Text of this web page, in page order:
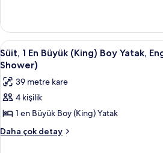
Uygun,
Küvet
için
tüm
fotoğrafları
görün
(King)
Boy
Yatak,
Engellilere
Küvet
hakkında
fazla
detay
Süit,
1
En
Büyük
(King)
Boy
Yatak,
1
5
Süit, 1 En Büyük (King) Boy Yatak,
Shower)
39 metre kare
4 kişilik
1 en Büyük Boy (King) Yatak
Daha çok detay
Süit,